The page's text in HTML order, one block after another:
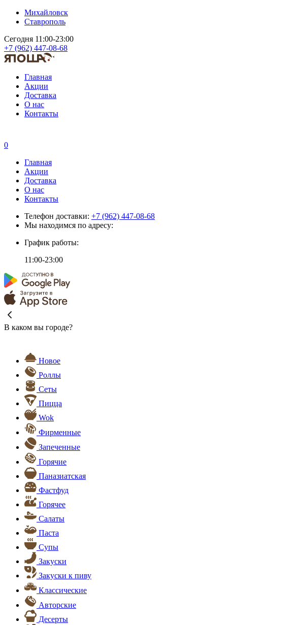
Михайловск
Ставрополь
Сегодня 11:00-23:00
+7 (962) 447-08-68
Главная
Акции
Доставка
О нас
Контакты
0
Главная
Акции
Доставка
О нас
Контакты
Телефон доставки: +7 (962) 447-08-68
Мы находимся по адресу:
График работы:
11:00-23:00
В каком вы городе?
Новое
Роллы
Сеты
Пицца
Wok
Фирменные
Запеченные
Горячие
Паназиатская
Фастфуд
Горячее
Салаты
Паста
Супы
Закуски
Закуски к пиву
Классические
Авторские
Десерты